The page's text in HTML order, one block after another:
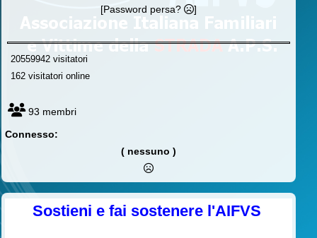
[Password persa? ]
20559942 visitatori
162 visitatori online
93 membri
Connesso:
( nessuno )
Sostieni e fai sostenere l'AIFVS